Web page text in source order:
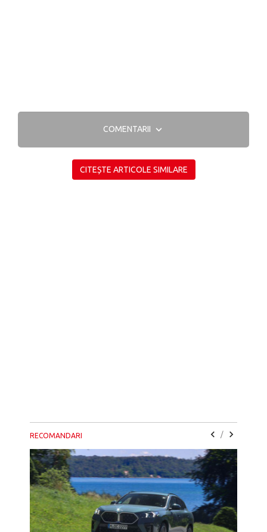
COMENTARII
CITEȘTE ARTICOLE SIMILARE
RECOMANDARI /